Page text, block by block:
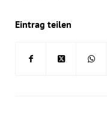
Eintrag teilen